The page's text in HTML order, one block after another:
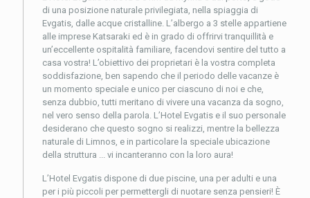
di una posizione naturale privilegiata, nella spiaggia di
Evgatis, dalle acque cristalline. L’albergo a 3 stelle appartiene
alle imprese Katsaraki ed è in grado di offrirvi tranquillità e
un’eccellente ospitalità familiare, facendovi sentire del tutto a
casa vostra! L’obiettivo dei proprietari è la vostra completa
soddisfazione, ben sapendo che il periodo delle vacanze è
un momento speciale e unico per ciascuno di noi e che,
senza dubbio, tutti meritano di vivere una vacanza da sogno,
nel vero senso della parola. L’Hotel Evgatis e il suo personale
desiderano che questo sogno si realizzi, mentre la bellezza
naturale di Limnos, e in particolare la speciale ubicazione
della struttura ... vi incanteranno con la loro aura!
L’Hotel Evgatis dispone di due piscine, una per adulti e una
per i più piccoli per permettergli di nuotare senza pensieri! È